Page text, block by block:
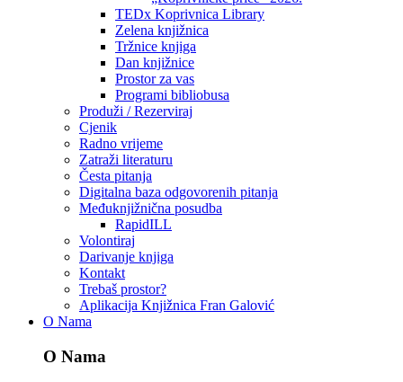
TEDx Koprivnica Library
Zelena knjižnica
Tržnice knjiga
Dan knjižnice
Prostor za vas
Programi bibliobusa
Produži / Rezerviraj
Cjenik
Radno vrijeme
Zatraži literaturu
Česta pitanja
Digitalna baza odgovorenih pitanja
Međuknjižnična posudba
RapidILL
Volontiraj
Darivanje knjiga
Kontakt
Trebaš prostor?
Aplikacija Knjižnica Fran Galović
O Nama
O Nama